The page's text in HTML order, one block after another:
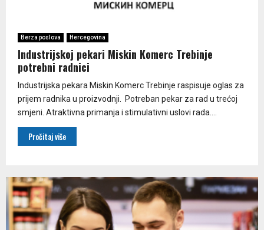
Berza poslova Hercegovina
Industrijskoj pekari Miskin Komerc Trebinje
potrebni radnici
Industrijska pekara Miskin Komerc Trebinje raspisuje oglas za
prijem radnika u proizvodnji. Potreban pekar za rad u trećoj
smjeni. Atraktivna primanja i stimulativni uslovi rada....
Pročitaj više